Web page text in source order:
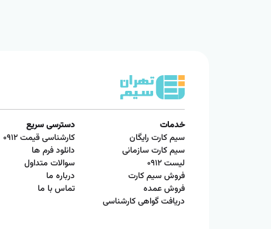
خدمات
سیم کارت رایگان
سیم کارت سازمانی
لیست ۰۹۱۲
فروش سیم کارت
فروش عمده
دریافت گواهی کارشناسی
دسترسی سریع
کارشناسی قیمت ۰۹۱۲
دانلود فرم ها
سوالات متداول
درباره ما
تماس با ما